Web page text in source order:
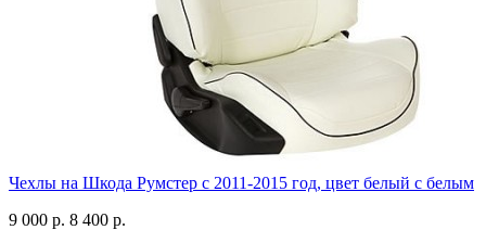
Чехлы на Шкода Румстер с 2011-2015 год, цвет белый с белым
9 000 р. 8 400 р.